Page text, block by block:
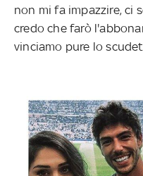
non mi fa impazzire, ci
credo che farò
vinciamo pure lo